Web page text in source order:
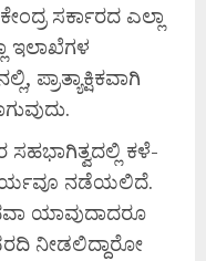
ಸರ್ಕಾರದ ಎಲ್ಲಾ
ಇಲಾಖೆಗಳ
ಪ್ರಾತ್ಯಾಕ್ಷಿಕವಾಗಿ
ಕಳೆ-
ನಡೆಯಲಿದೆ.
ಯಾವುದಾದರೂ
ನೀಡಲಿದ್ದಾರೋ